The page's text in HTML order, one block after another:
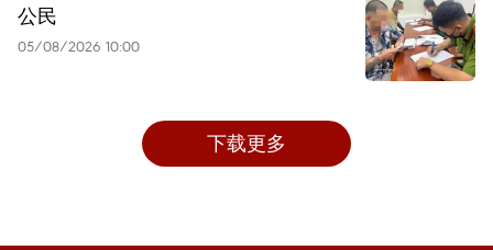
公民
05/08/2026 10:00
下载更多